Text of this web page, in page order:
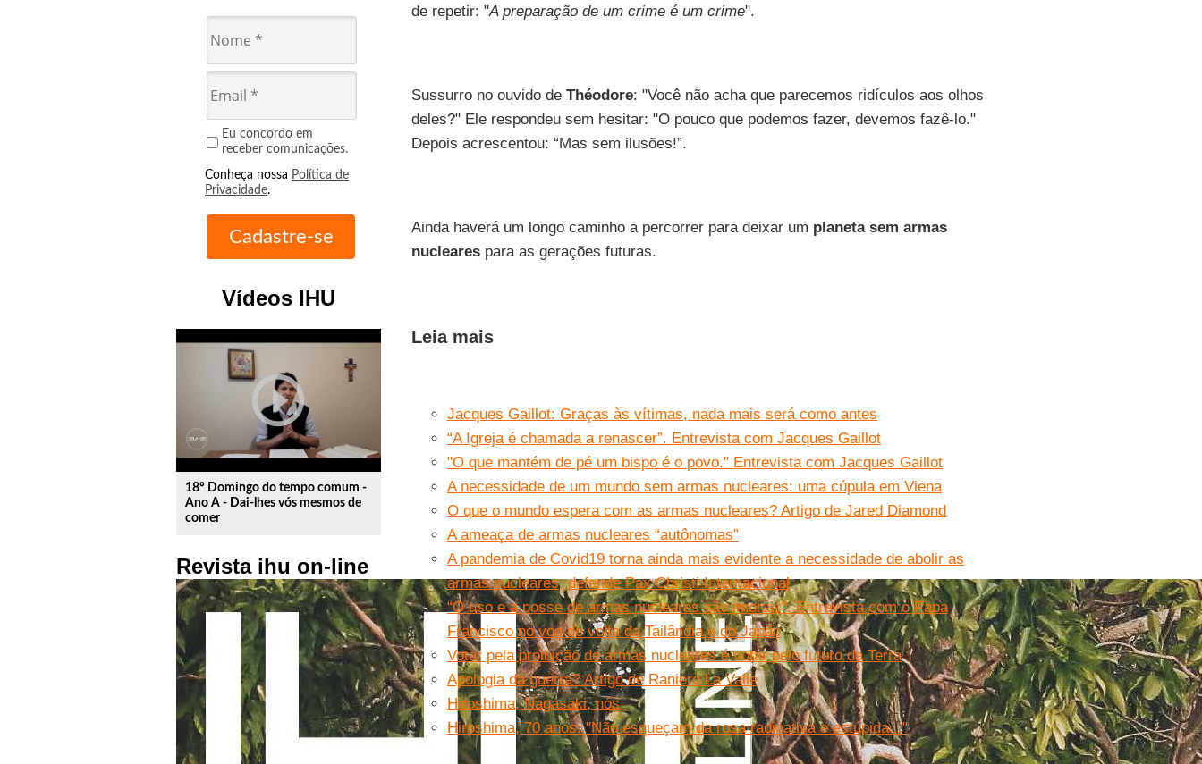
Eu concordo em
receber comunicações.
Conheça nossa Política de
Privacidade.
Vídeos IHU
play_circle_outline
18º Domingo do tempo comum -
Ano A - Dai-lhes vós mesmos de
comer
Revista ihu on-line
de repetir: "A preparação de um crime é um crime".
Sussurro no ouvido de Théodore: "Você não acha que parecemos ridículos aos olhos
deles?" Ele respondeu sem hesitar: "O pouco que podemos fazer, devemos fazê-lo."
Depois acrescentou: “Mas sem ilusões!”.
Ainda haverá um longo caminho a percorrer para deixar um planeta sem armas
nuclearespara as gerações futuras.
Leia mais
Jacques Gaillot: Graças às vítimas, nada mais será como antes
“A Igreja é chamada a renascer”. Entrevista com Jacques Gaillot
"O que mantém de pé um bispo é o povo." Entrevista com Jacques Gaillot
A necessidade de um mundo sem armas nucleares: uma cúpula em Viena
O que o mundo espera com as armas nucleares? Artigo de Jared Diamond
A ameaça de armas nucleares “autônomas”
A pandemia de Covid19 torna ainda mais evidente a necessidade de abolir as
armas nucleares, defende Pax Christi Internacional
“O uso e a posse de armas nucleares são imorais”. Entrevista com o Papa
Francisco no voo de volta da Tailândia e do Japão
Votar pela proibição de armas nucleares é votar pelo futuro da Terra
Apologia da guerra? Artigo de Raniero La Valle
Hiroshima, Nagasaki, nós
Hiroshima, 70 anos. "Não esqueçam da rosa radioativa e estúpida..."